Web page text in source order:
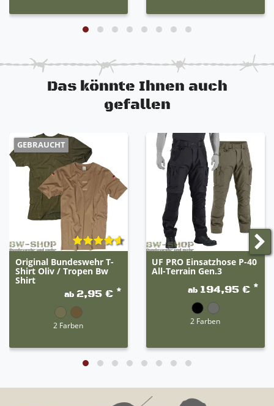
Das könnte Ihnen auch
gefallen
GEBRAUCHT
Original Bundeswehr T-
Shirt Oliv / Tropen Bw
Shirt
ab 2,95 € *
2 Farben
UF PRO Einsatzhose P-40
All-Terrain Gen.3
ab 194,95 € *
2 Farben